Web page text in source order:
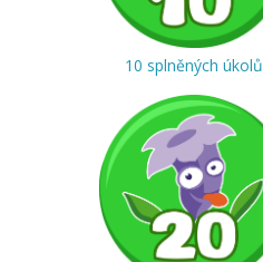
10 splněných úkolů